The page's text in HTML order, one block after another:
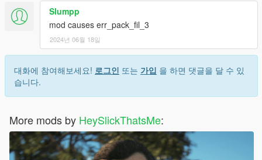
Slumpp
mod causes err_pack_fil_3
2024년 06월 18일
대화에 참여해보세요! 로그인 또는 가입 을 하면 댓글을 달 수 있
습니다.
More mods by HeySlickThatsMe: